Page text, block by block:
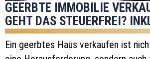
GEERBTE IMMOBILIE
GEHT DAS STEUERFREI?
Ein geerbtes Haus verkaufen ist